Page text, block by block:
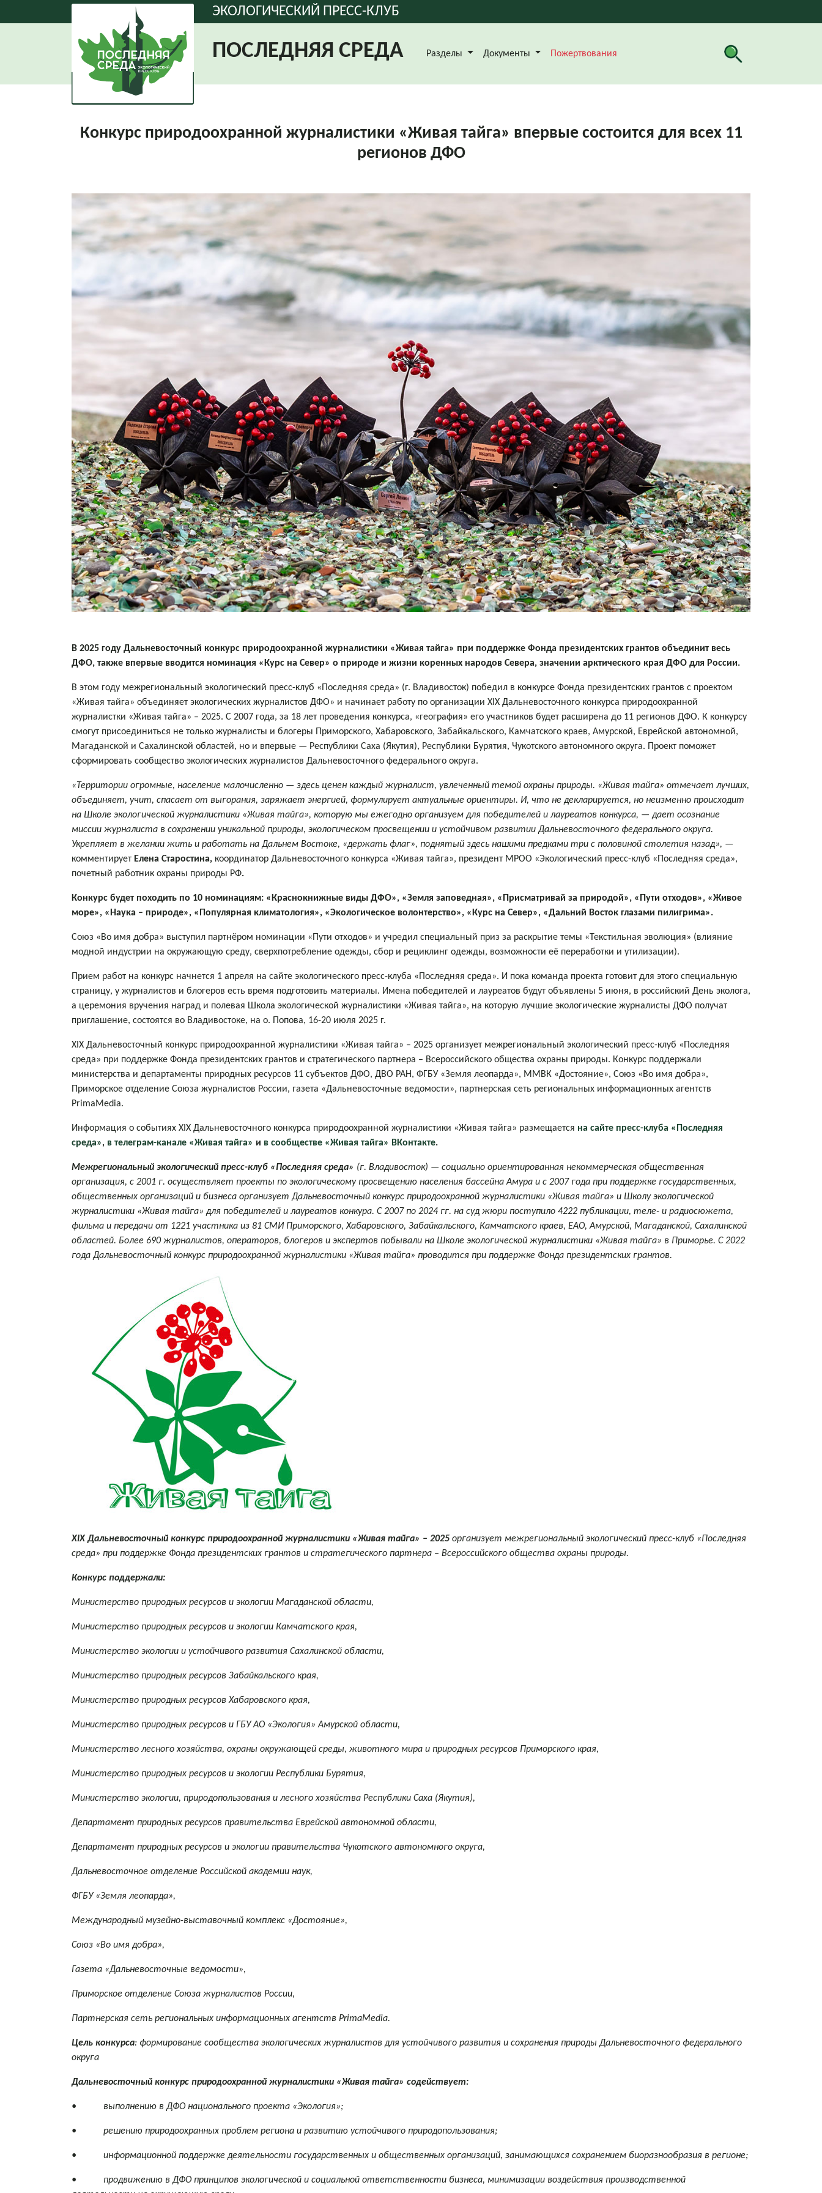
ЭКОЛОГИЧЕСКИЙ ПРЕСС-КЛУБ
ПОСЛЕДНЯЯ СРЕДА Разделы Документы Пожертвования
Конкурс природоохранной журналистики «Живая тайга» впервые состоится для всех 11
регионов ДФО
В 2025 году Дальневосточный конкурс природоохранной журналистики «Живая тайга» при поддержке Фонда президентских грантов объединит весь
ДФО, также впервые вводится номинация «Курс на Север» о природе и жизни коренных народов Севера, значении арктического края ДФО для России.
В этом году межрегиональный экологический пресс-клуб «Последняя среда» (г. Владивосток) победил в конкурсе Фонда президентских грантов с проектом
«Живая тайга» объединяет экологических журналистов ДФО» и начинает работу по организации XIX Дальневосточного конкурса природоохранной
журналистки «Живая тайга» – 2025. С 2007 года, за 18 лет проведения конкурса, «география» его участников будет расширена до 11 регионов ДФО. К конкурсу
смогут присоединиться не только журналисты и блогеры Приморского, Хабаровского, Забайкальского, Камчатского краев, Амурской, Еврейской автономной,
Магаданской и Сахалинской областей, но и впервые — Республики Саха (Якутия), Республики Бурятия, Чукотского автономного округа. Проект поможет
сформировать сообщество экологических журналистов Дальневосточного федерального округа.
«Территории огромные, население малочисленно — здесь ценен каждый журналист, увлеченный темой охраны природы. «Живая тайга» отмечает лучших,
объединяет, учит, спасает от выгорания, заряжает энергией, формулирует актуальные ориентиры. И, что не декларируется, но неизменно происходит
на Школе экологической журналистики «Живая тайга», которую мы ежегодно организуем для победителей и лауреатов конкурса, — дает осознание
миссии журналиста в сохранении уникальной природы, экологическом просвещении и устойчивом развитии Дальневосточного федерального округа.
Укрепляет в желании жить и работать на Дальнем Востоке, «держать флаг», поднятый здесь нашими предками три с половиной столетия назад», —
комментирует Елена Старостина, координатор Дальневосточного конкурса «Живая тайга», президент МРОО «Экологический пресс-клуб «Последняя среда»,
почетный работник охраны природы РФ.
Конкурс будет походить по 10 номинациям: «Краснокнижные виды ДФО», «Земля заповедная», «Присматривай за природой», «Пути отходов», «Живое
море», «Наука – природе», «Популярная климатология», «Экологическое волонтерство», «Курс на Север», «Дальний Восток глазами пилигрима».
Союз «Во имя добра» выступил партнёром номинации «Пути отходов» и учредил специальный приз за раскрытие темы «Текстильная эволюция» (влияние
модной индустрии на окружающую среду, сверхпотребление одежды, сбор и рециклинг одежды, возможности её переработки и утилизации).
Прием работ на конкурс начнется 1 апреля на сайте экологического пресс-клуба «Последняя среда». И пока команда проекта готовит для этого специальную
страницу, у журналистов и блогеров есть время подготовить материалы. Имена победителей и лауреатов будут объявлены 5 июня, в российский День эколога,
а церемония вручения наград и полевая Школа экологической журналистики «Живая тайга», на которую лучшие экологические журналисты ДФО получат
приглашение, состоятся во Владивостоке, на о. Попова, 16-20 июля 2025 г.
ХIX Дальневосточный конкурс природоохранной журналистики «Живая тайга» – 2025 организует межрегиональный экологический пресс-клуб «Последняя
среда» при поддержке Фонда президентских грантов и стратегического партнера – Всероссийского общества охраны природы. Конкурс поддержали
министерства и департаменты природных ресурсов 11 субъектов ДФО, ДВО РАН, ФГБУ «Земля леопарда», ММВК «Достояние», Союз «Во имя добра»,
Приморское отделение Союза журналистов России, газета «Дальневосточные ведомости», партнерская сеть региональных информационных агентств
PrimaMedia.
Информация о событиях ХIX Дальневосточного конкурса природоохранной журналистики «Живая тайга» размещается на сайте пресс-клуба «Последняя
среда», в телеграм-канале «Живая тайга» и в сообществе «Живая тайга» ВКонтакте.
Межрегиональный экологический пресс-клуб «Последняя среда» (г. Владивосток) — социально ориентированная некоммерческая общественная
организация, с 2001 г. осуществляет проекты по экологическому просвещению населения бассейна Амура и с 2007 года при поддержке государственных,
общественных организаций и бизнеса организует Дальневосточный конкурс природоохранной журналистики «Живая тайга» и Школу экологической
журналистики «Живая тайга» для победителей и лауреатов конкура. С 2007 по 2024 гг. на суд жюри поступило 4222 публикации, теле- и радиосюжета,
фильма и передачи от 1221 участника из 81 СМИ Приморского, Хабаровского, Забайкальского, Камчатского краев, ЕАО, Амурской, Магаданской, Сахалинской
областей. Более 690 журналистов, операторов, блогеров и экспертов побывали на Школе экологической журналистики «Живая тайга» в Приморье. С 2022
года Дальневосточный конкурс природоохранной журналистики «Живая тайга» проводится при поддержке Фонда президентских грантов.
ХIX Дальневосточный конкурс природоохранной журналистики «Живая тайга» – 2025 организует межрегиональный экологический пресс-клуб «Последняя
среда» при поддержке Фонда президентских грантов и стратегического партнера – Всероссийского общества охраны природы.
Конкурс поддержали:
Министерство природных ресурсов и экологии Магаданской области,
Министерство природных ресурсов и экологии Камчатского края,
Министерство экологии и устойчивого развития Сахалинской области,
Министерство природных ресурсов Забайкальского края,
Министерство природных ресурсов Хабаровского края,
Министерство природных ресурсов и ГБУ АО «Экология» Амурской области,
Министерство лесного хозяйства, охраны окружающей среды, животного мира и природных ресурсов Приморского края,
Министерство природных ресурсов и экологии Республики Бурятия,
Министерство экологии, природопользования и лесного хозяйства Республики Саха (Якутия),
Департамент природных ресурсов правительства Еврейской автономной области,
Департамент природных ресурсов и экологии правительства Чукотского автономного округа,
Дальневосточное отделение Российской академии наук,
ФГБУ «Земля леопарда»,
Международный музейно-выставочный комплекс «Достояние»,
Союз «Во имя добра»,
Газета «Дальневосточные ведомости»,
Приморское отделение Союза журналистов России,
Партнерская сеть региональных информационных агентств PrimaMedia.
Цель конкурса: формирование сообщества экологических журналистов для устойчивого развития и сохранения природы Дальневосточного федерального
округа
Дальневосточный конкурс природоохранной журналистики «Живая тайга» содействует:
• выполнению в ДФО национального проекта «Экология»;
• решению природоохранных проблем региона и развитию устойчивого природопользования;
• информационной поддержке деятельности государственных и общественных организаций, занимающихся сохранением биоразнообразия в регионе;
• продвижению в ДФО принципов экологической и социальной ответственности бизнеса, минимизации воздействия производственной